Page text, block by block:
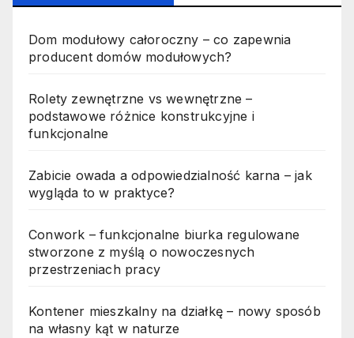
Dom modułowy całoroczny – co zapewnia
producent domów modułowych?
Rolety zewnętrzne vs wewnętrzne –
podstawowe różnice konstrukcyjne i
funkcjonalne
Zabicie owada a odpowiedzialność karna – jak
wygląda to w praktyce?
Conwork – funkcjonalne biurka regulowane
stworzone z myślą o nowoczesnych
przestrzeniach pracy
Kontener mieszkalny na działkę – nowy sposób
na własny kąt w naturze